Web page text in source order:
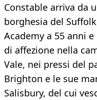
Constable arriva da
borghesia del
Academy a 55 anni
di affezione nella
Vale, nei pressi del
Brighton e le sue
Salisbury, del cui